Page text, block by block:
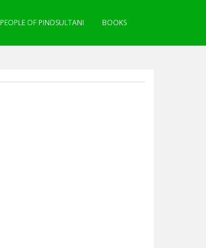
PEOPLE OF PINDSULTANI BOOKS